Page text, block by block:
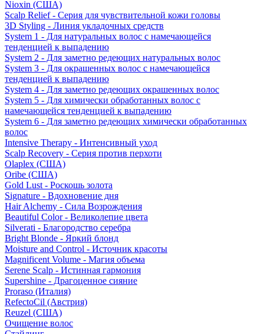
Nioxin (США)
Scalp Relief - Серия для чувствительной кожи головы
3D Styling - Линия укладочных средств
System 1 - Для натуральных волос с намечающейся
тенденцией к выпадению
System 2 - Для заметно редеющих натуральных волос
System 3 - Для окрашенных волос с намечающейся
тенденцией к выпадению
System 4 - Для заметно редеющих окрашенных волос
System 5 - Для химически обработанных волос с
намечающейся тенденцией к выпадению
System 6 - Для заметно редеющих химически обработанных
волос
Intensive Therapy - Интенсивный уход
Scalp Recovery - Серия против перхоти
Olaplex (США)
Oribe (США)
Gold Lust - Роскошь золота
Signature - Вдохновение дня
Hair Alchemy - Сила Возрождения
Beautiful Color - Великолепие цвета
Silverati - Благородство серебра
Bright Blonde - Яркий блонд
Moisture and Control - Источник красоты
Magnificent Volume - Магия объема
Serene Scalp - Истинная гармония
Supershine - Драгоценное сияние
Proraso (Италия)
RefectoCil (Австрия)
Reuzel (США)
Очищение волос